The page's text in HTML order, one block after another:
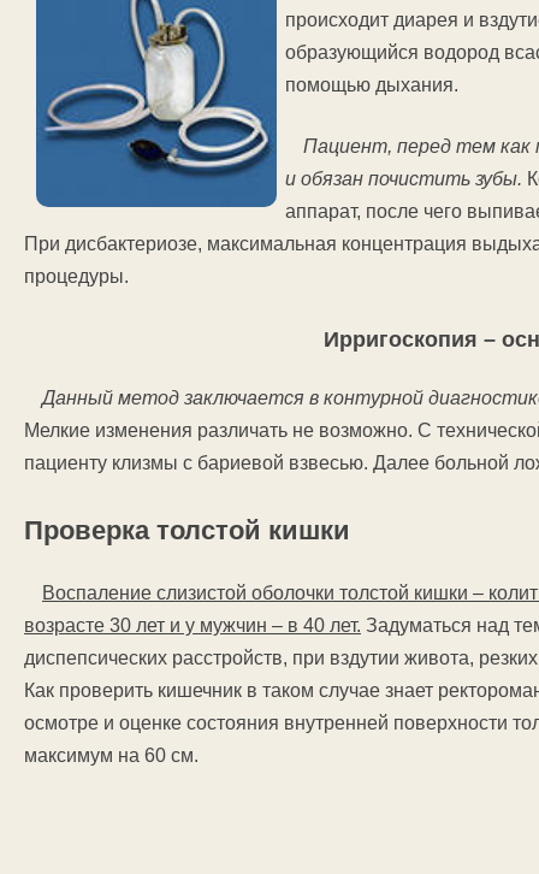
происходит диарея и
образующийся водород
помощью дыхания.
Пациент, перед тем как
и обязан почистить зубы.
аппарат, после чего
При дисбактериозе, максимальная концентрация
процедуры.
Ирригоскопия –
Данный метод заключается в контурной
Мелкие изменения различать не возможно. С
пациенту клизмы с бариевой взвесью. Далее больной
Проверка толстой кишки
Воспаление слизистой оболочки толстой кишки –
возрасте 30 лет и у мужчин – в 40 лет. Задуматься над
диспепсических расстройств, при вздутии живота,
Как проверить кишечник в таком случае знает
осмотре и оценке состояния внутренней поверхности
максимум на 60 см.